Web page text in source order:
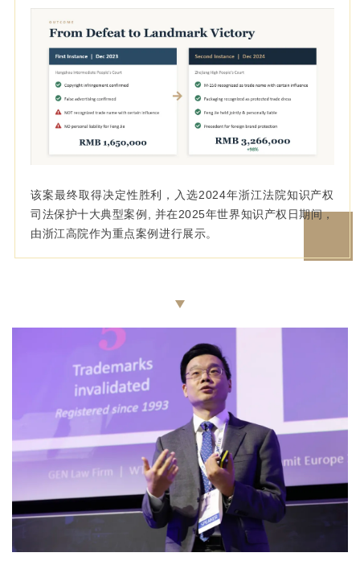
该案最终取得决定性胜利，入选2024年浙江法院知识产权
司法保护十大典型案例, 并在2025年世界知识产权日期间，
由浙江高院作为重点案例进行展示。